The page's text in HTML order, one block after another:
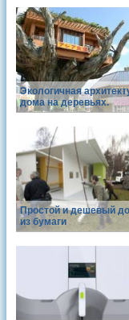
Экологичная
дома на деревьях.
Простой и дешевый
из бумаги